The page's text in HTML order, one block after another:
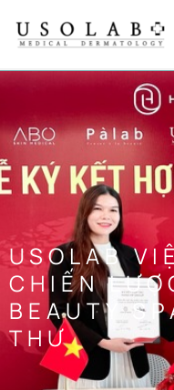
USOLAB
CHIẾN
BEAUTY
THƯ